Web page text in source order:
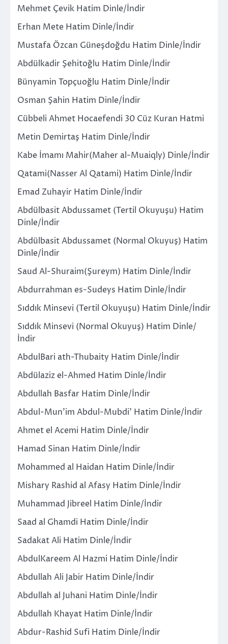
Mehmet Çevik Hatim Dinle/İndir
Erhan Mete Hatim Dinle/İndir
Mustafa Özcan Güneşdoğdu Hatim Dinle/İndir
Abdülkadir Şehitoğlu Hatim Dinle/İndir
Bünyamin Topçuoğlu Hatim Dinle/İndir
Osman Şahin Hatim Dinle/İndir
Cübbeli Ahmet Hocaefendi 30 Cüz Kuran Hatmi
Metin Demirtaş Hatim Dinle/İndir
Kabe İmamı Mahir(Maher al-Muaiqly) Dinle/İndir
Qatami(Nasser Al Qatami) Hatim Dinle/İndir
Emad Zuhayir Hatim Dinle/İndir
Abdülbasit Abdussamet (Tertil Okuyuşu) Hatim
Dinle/İndir
Abdülbasit Abdussamet (Normal Okuyuş) Hatim
Dinle/İndir
Saud Al-Shuraim(Şureym) Hatim Dinle/İndir
Abdurrahman es-Sudeys Hatim Dinle/İndir
Sıddık Minsevi (Tertil Okuyuşu) Hatim Dinle/İndir
Sıddık Minsevi (Normal Okuyuş) Hatim Dinle/
İndir
AbdulBari ath-Thubaity Hatim Dinle/İndir
Abdülaziz el-Ahmed Hatim Dinle/İndir
Abdullah Basfar Hatim Dinle/İndir
Abdul-Mun’im Abdul-Mubdi’ Hatim Dinle/İndir
Ahmet el Acemi Hatim Dinle/İndir
Hamad Sinan Hatim Dinle/İndir
Mohammed al Haidan Hatim Dinle/İndir
Mishary Rashid al Afasy Hatim Dinle/İndir
Muhammad Jibreel Hatim Dinle/İndir
Saad al Ghamdi Hatim Dinle/İndir
Sadakat Ali Hatim Dinle/İndir
AbdulKareem Al Hazmi Hatim Dinle/İndir
Abdullah Ali Jabir Hatim Dinle/İndir
Abdullah al Juhani Hatim Dinle/İndir
Abdullah Khayat Hatim Dinle/İndir
Abdur-Rashid Sufi Hatim Dinle/İndir